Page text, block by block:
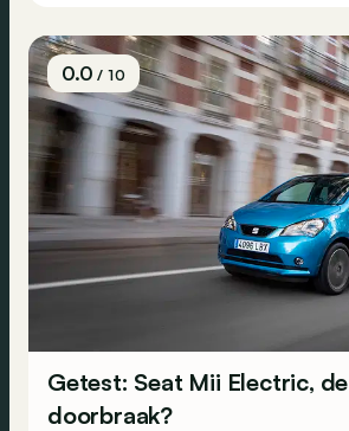
0.0/ 10
Getest: Seat Mii Electric, de
doorbraak?